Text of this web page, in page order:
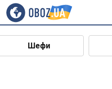
Шефи